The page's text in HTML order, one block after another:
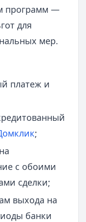
программ —
для
мер.
платеж и
;
на
с обоими
сделки;
выхода на
банки